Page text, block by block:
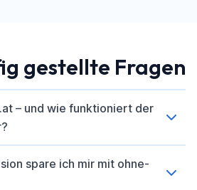
gestellte Fragen
– und wie funktioniert der
spare ich mir mit ohne-